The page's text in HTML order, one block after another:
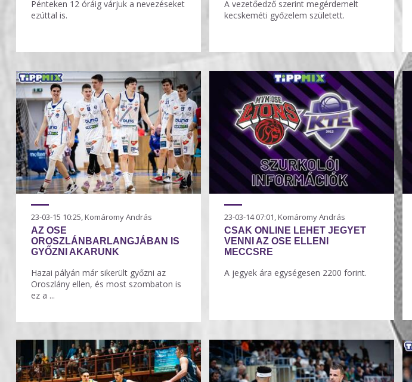
Pénteken 12 óráig várjuk a nevezéseket
ezúttal is.
A vezetőedző szerint megérdemelt
kecskeméti győzelem született.
23-03-15 10:25, Komáromy András
AZ OSE
OROSZLÁNBARLANGJÁBAN IS
GYŐZNI AKARUNK
Hazai pályán már sikerült győzni az
Oroszlány ellen, és most szombaton is
ez a ...
23-03-14 07:01, Komáromy András
CSAK ONLINE LEHET JEGYET
VENNI AZ OSE ELLENI
MECCSRE
A jegyek ára egységesen 2200 forint.